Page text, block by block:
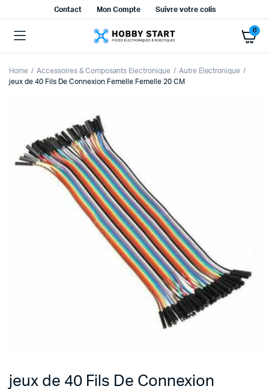
Contact Mon Compte Suivre votre colis
0
Home Accessoires & Composants Electronique
Autre Electronique
jeux de 40 Fils De Connexion Femelle Femelle 20 CM
jeux de 40 Fils De Connexion